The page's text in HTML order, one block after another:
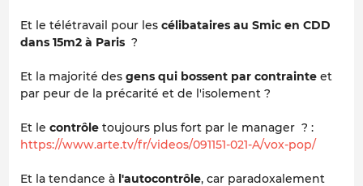
Et le télétravail pour les célibataires au Smic en CDD
dans 15m2 à Paris ?
Et la majorité des gens qui bossent par contrainte et
par peur de la précarité et de l'isolement ?
Et le contrôle toujours plus fort par le manager ? :
https://www.arte.tv/fr/videos/091151-021-A/vox-pop/
Et la tendance à l'autocontrôle, car paradoxalement